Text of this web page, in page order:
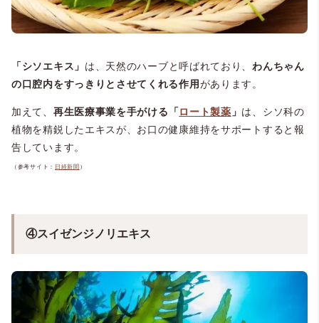
「シソエキス」 は、天然のハーブと呼ばれており、 わんちゃん
の口腔内をすっきりとさせてくれる作用があります。
加えて、 再生医療事業を手がける「ロート製薬 」 は、シソ科の
植物を精鋭したエキスが、お口の健康維持をサポートすると報
告しています。
（参考サイト： 日経新聞 ）
④スイゼンジノリエキス